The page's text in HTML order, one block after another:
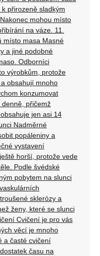
přirozeně sladkým
mohou místo
na váze. 11.
místo masa Masné
a jiné podobné
Odborníci
výrobkům, protože
obsahují mnoho
konzumovat
přičemž
jen asi 14
Nadměrné
popáleniny a
vystavení
horší, protože vede
Podle švédské
pobytem na slunci
sklerózy a
ženy, které se slunci
Cvičení je pro vás
věcí je mnoho
a časté cvičení
času na